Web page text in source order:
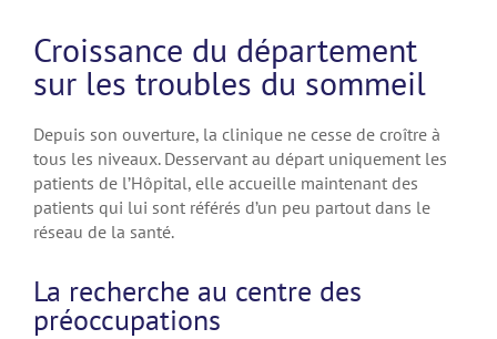
Croissance du département
sur les troubles du sommeil
Depuis son ouverture, la clinique ne cesse de croître à
tous les niveaux. Desservant au départ uniquement les
patients de l’Hôpital, elle accueille maintenant des
patients qui lui sont référés d’un peu partout dans le
réseau de la santé.
La recherche au centre des
préoccupations